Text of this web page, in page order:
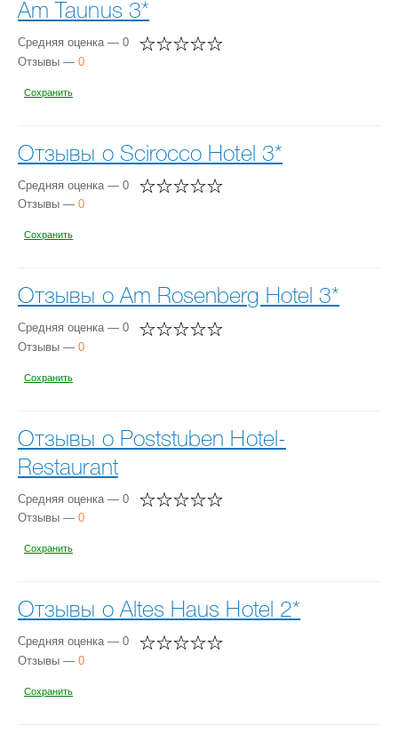
Am Taunus 3*
Средняя оценка — 0
Отзывы — 0
Сохранить
Отзывы о Scirocco Hotel 3*
Средняя оценка — 0
Отзывы — 0
Сохранить
Отзывы о Am Rosenberg Hotel 3*
Средняя оценка — 0
Отзывы — 0
Сохранить
Отзывы о Poststuben Hotel-
Restaurant
Средняя оценка — 0
Отзывы — 0
Сохранить
Отзывы о Altes Haus Hotel 2*
Средняя оценка — 0
Отзывы — 0
Сохранить